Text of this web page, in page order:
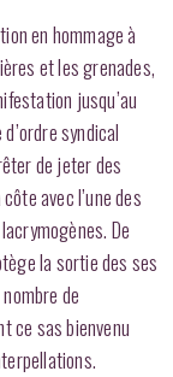
en hommage à
et les grenades,
jusqu’au
syndical
de jeter des
avec l’une des
De
la sortie des ses
de
ce sas bienvenu